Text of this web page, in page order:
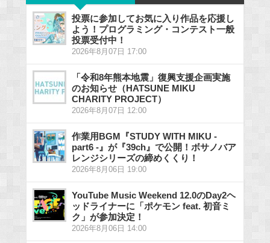
投票に参加してお気に入り作品を応援し
よう！プログラミング・コンテスト一般
投票受付中！
2026年8月07日 17:00
「令和8年熊本地震」復興支援企画実施
のお知らせ（HATSUNE MIKU
CHARITY PROJECT）
2026年8月07日 12:00
作業用BGM『STUDY WITH MIKU -
part6 -』が『39ch』で公開！ボサノバア
レンジシリーズの締めくくり！
2026年8月06日 19:00
YouTube Music Weekend 12.0のDay2ヘ
ッドライナーに「ポケモン feat. 初音ミ
ク」が参加決定！
2026年8月06日 14:00